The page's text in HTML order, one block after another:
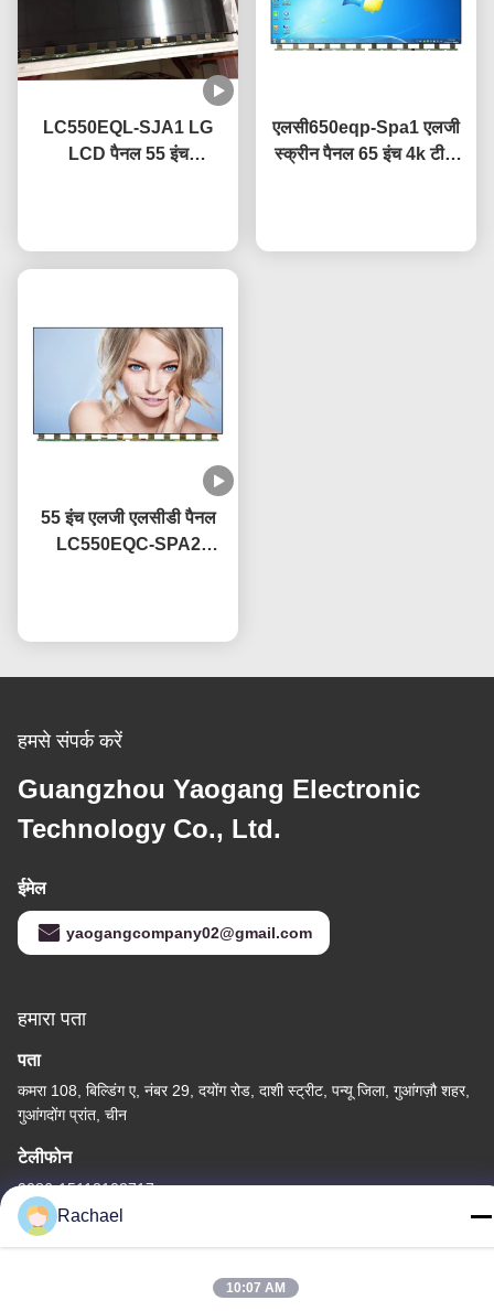
LC550EQL-SJA1 LG
LCD पैनल 55 इंच
एलसी650eqp-Spa1 एलजी
स्क्रीन पैनल 65 इंच 4k टीवी
55 इंच एलजी एलसीडी पैनल
LC550EQC-SPA2
हमसे संपर्क करें
Guangzhou Yaogang Electronic
Technology Co., Ltd.
ईमेल
yaogangcompany02@gmail.com
हमारा पता
पता
कमरा 108, बिल्डिंग ए, नंबर 29, दयोंग रोड, दाशी स्ट्रीट, पन्यू जिला, गुआंगज़ौ शहर,
गुआंगदोंग प्रांत, चीन
टेलीफोन
0086-15112103717
Rachael
10:07 AM